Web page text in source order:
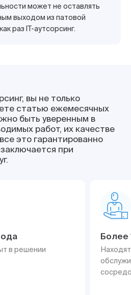
может не оставлять
выходом из патовой
раз IT-аутсорсинг.
вы не только
статью ежемесячных
быть уверенным в
работ, их качестве
это гарантированно
при
в решении
Более